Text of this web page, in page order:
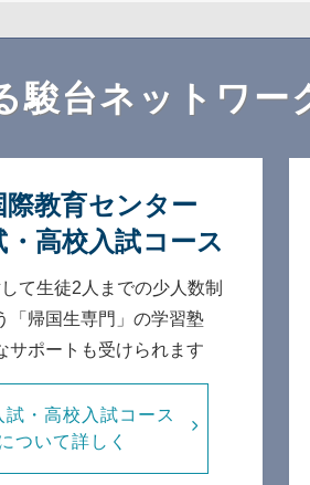
駿台ネットワー
際教育センター
・高校入試コース
て生徒2人までの少人数制
「帰国生専門」の学習塾
サポートも受けられます
試・高校入試コース
ついて詳しく